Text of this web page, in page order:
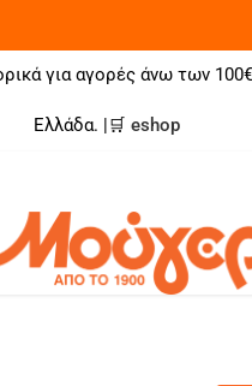
για αγορές άνω των
Ελλάδα. |🛒 eshop